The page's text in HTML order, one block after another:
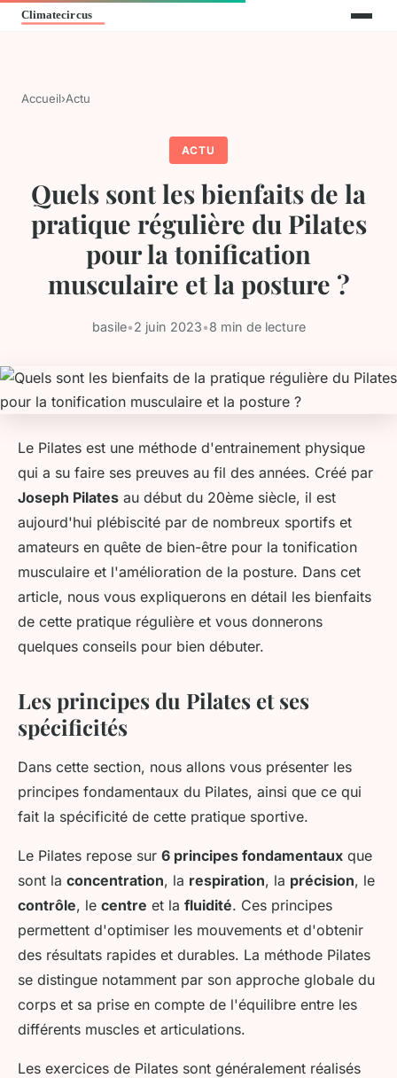
Accueil›Actu
ACTU
Quels sont les bienfaits de la
pratique régulière du Pilates
pour la tonification
musculaire et la posture ?
basile•2 juin 2023•8 min de lecture
Le Pilates est une méthode d'entrainement physique
qui a su faire ses preuves au fil des années. Créé par
Joseph Pilates au début du 20ème siècle, il est
aujourd'hui plébiscité par de nombreux sportifs et
amateurs en quête de bien-être pour la tonification
musculaire et l'amélioration de la posture. Dans cet
article, nous vous expliquerons en détail les bienfaits
de cette pratique régulière et vous donnerons
quelques conseils pour bien débuter.
Les principes du Pilates et ses
spécificités
Dans cette section, nous allons vous présenter les
principes fondamentaux du Pilates, ainsi que ce qui
fait la spécificité de cette pratique sportive.
Le Pilates repose sur 6 principes fondamentaux que
sont la concentration, la respiration, la précision, le
contrôle, le centre et la fluidité. Ces principes
permettent d'optimiser les mouvements et d'obtenir
des résultats rapides et durables. La méthode Pilates
se distingue notamment par son approche globale du
corps et sa prise en compte de l'équilibre entre les
différents muscles et articulations.
Les exercices de Pilates sont généralement réalisés